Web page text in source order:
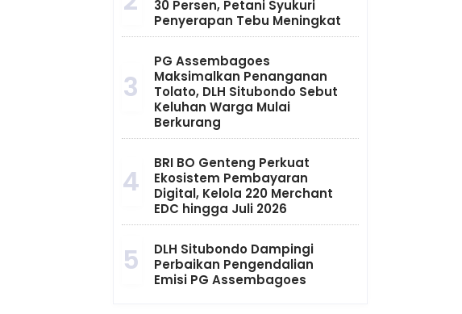
30 Persen, Petani Syukuri
Penyerapan Tebu Meningkat
3
PG Assembagoes
Maksimalkan Penanganan
Tolato, DLH Situbondo Sebut
Keluhan Warga Mulai
Berkurang
4
BRI BO Genteng Perkuat
Ekosistem Pembayaran
Digital, Kelola 220 Merchant
EDC hingga Juli 2026
5
DLH Situbondo Dampingi
Perbaikan Pengendalian
Emisi PG Assembagoes